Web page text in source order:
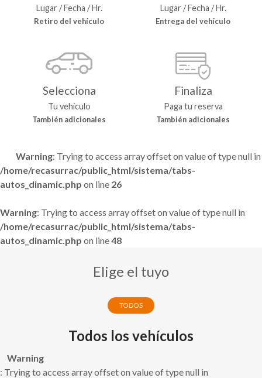
Lugar / Fecha / Hr.
Retiro del vehículo
Lugar / Fecha / Hr.
Entrega del vehículo
Selecciona
Tu vehículo
También adicionales
Finaliza
Paga tu reserva
También adicionales
Warning: Trying to access array offset on value of type null in
/home/recasurrac/public_html/sistema/tabs-
autos_dinamic.php on line 26
Warning: Trying to access array offset on value of type null in
/home/recasurrac/public_html/sistema/tabs-
autos_dinamic.php on line48
Elige el tuyo
TODOS
Todos los vehículos
Warning
: Trying to access array offset on value of type null in